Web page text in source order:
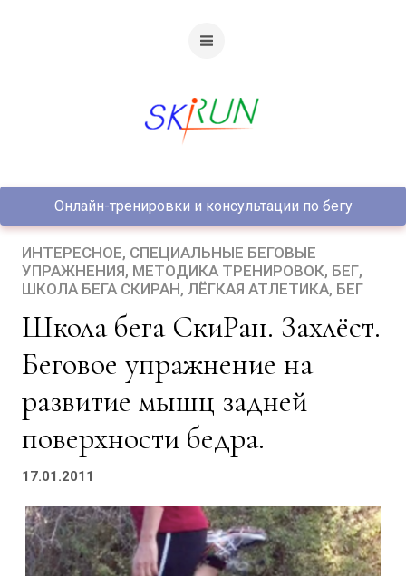
Онлайн-тренировки и консультации по бегу
ИНТЕРЕСНОЕ СПЕЦИАЛЬНЫЕ БЕГОВЫЕ
УПРАЖНЕНИЯ МЕТОДИКА ТРЕНИРОВОК БЕГ
ШКОЛА БЕГА СКИРАН ЛЁГКАЯ АТЛЕТИКА БЕГ
Школа бега СкиРан. Захлёст.
Беговое упражнение на
развитие мышц задней
поверхности бедра.
17.01.2011